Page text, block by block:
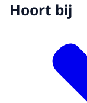
Hoort bij